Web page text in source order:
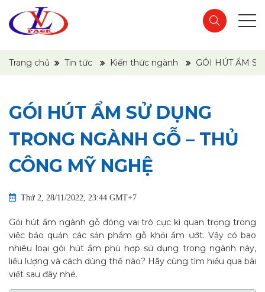
Trang chủ Tin tức Kiến thức ngành GÓI HÚT ẨM
GÓI HÚT ẨM SỬ DỤNG
TRONG NGÀNH GỖ – THỦ
CÔNG MỸ NGHỆ
Thứ 2, 28/11/2022, 23:44 GMT+7
Gói hút ẩm ngành gỗ đóng vai trò cực kì quan trọng trong
việc bảo quản các sản phẩm gỗ khỏi ẩm ướt. Vậy có bao
nhiêu loại gói hút ẩm phù hợp sử dụng trong ngành này,
liều lượng và cách dùng thế nào? Hãy cùng tìm hiểu qua bài
viết sau đây nhé.